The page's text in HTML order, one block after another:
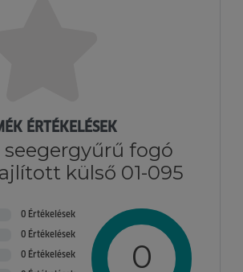
ÉRTÉKELÉSEK
seegergyűrű fogó
külső 01-095
0 Értékelések
0 Értékelések
0 Értékelések 0